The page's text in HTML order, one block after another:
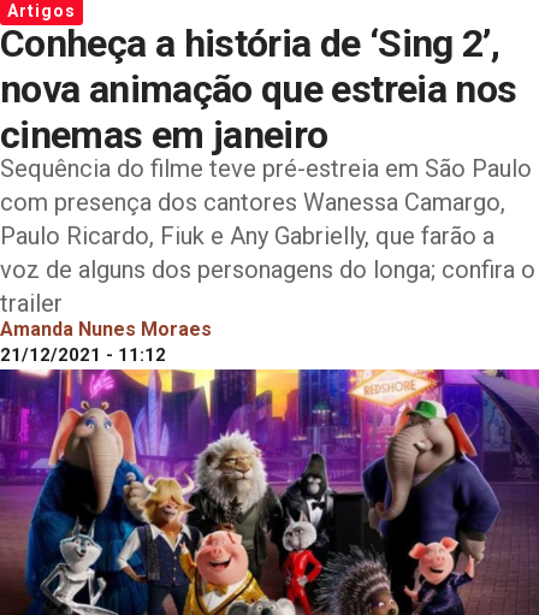
Artigos
Conheça a história de ‘Sing 2’,
nova animação que estreia nos
cinemas em janeiro
Sequência do filme teve pré-estreia em São Paulo
com presença dos cantores Wanessa Camargo,
Paulo Ricardo, Fiuk e Any Gabrielly, que farão a
voz de alguns dos personagens do longa; confira o
trailer
Amanda Nunes Moraes
21/12/2021 - 11:12